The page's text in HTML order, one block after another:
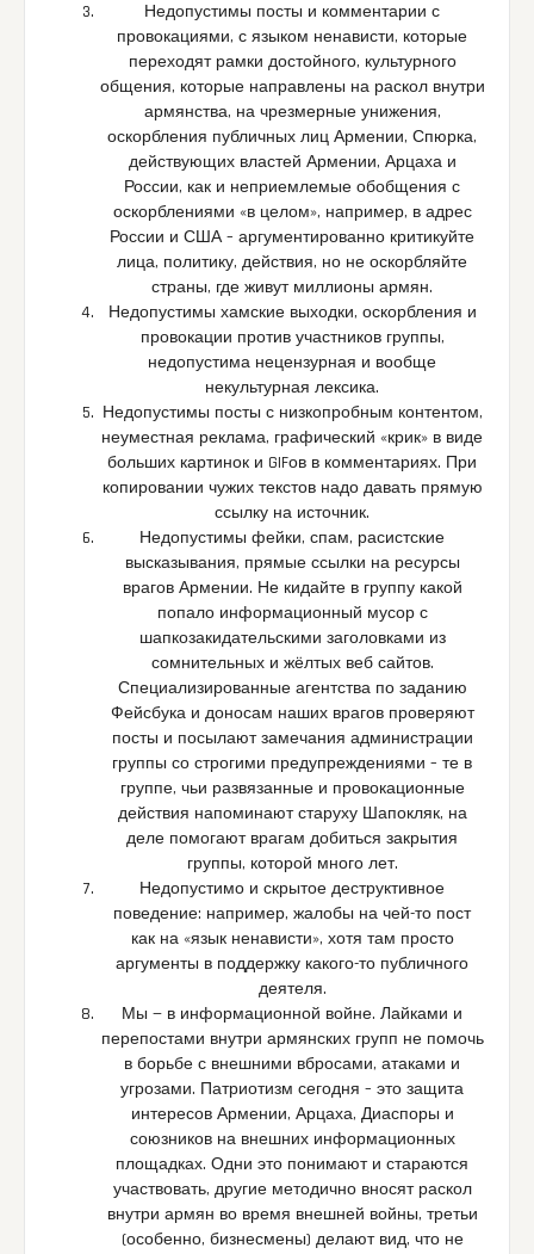
Недопустимы посты и комментарии с
провокациями, с языком ненависти, которые
переходят рамки достойного, культурного
общения, которые направлены на раскол внутри
армянства, на чрезмерные унижения,
оскорбления публичных лиц Армении, Спюрка,
действующих властей Армении, Арцаха и
России, как и неприемлемые обобщения с
оскорблениями «в целом», например, в адрес
России и США – аргументированно критикуйте
лица, политику, действия, но не оскорбляйте
страны, где живут миллионы армян.
Недопустимы хамские выходки, оскорбления и
провокации против участников группы,
недопустима нецензурная и вообще
некультурная лексика.
Недопустимы посты с низкопробным контентом,
неуместная реклама, графический «крик» в виде
больших картинок и GIFов в комментариях. При
копировании чужих текстов надо давать прямую
ссылку на источник.
Недопустимы фейки, спам, расистские
высказывания, прямые ссылки на ресурсы
врагов Армении. Не кидайте в группу какой
попало информационный мусор с
шапкозакидательскими заголовками из
сомнительных и жёлтых веб сайтов.
Специализированные агентства по заданию
Фейсбука и доносам наших врагов проверяют
посты и посылают замечания администрации
группы со строгими предупреждениями – те в
группе, чьи развязанные и провокационные
действия напоминают старуху Шапокляк, на
деле помогают врагам добиться закрытия
группы, которой много лет.
Недопустимо и скрытое деструктивное
поведение: например, жалобы на чей-то пост
как на «язык ненависти», хотя там просто
аргументы в поддержку какого-то публичного
деятеля.
Мы — в информационной войне. Лайками и
перепостами внутри армянских групп не помочь
в борьбе с внешними вбросами, атаками и
угрозами. Патриотизм сегодня – это защита
интересов Армении, Арцаха, Диаспоры и
союзников на внешних информационных
площадках. Одни это понимают и стараются
участвовать, другие методично вносят раскол
внутри армян во время внешней войны, третьи
(особенно, бизнесмены) делают вид, что не